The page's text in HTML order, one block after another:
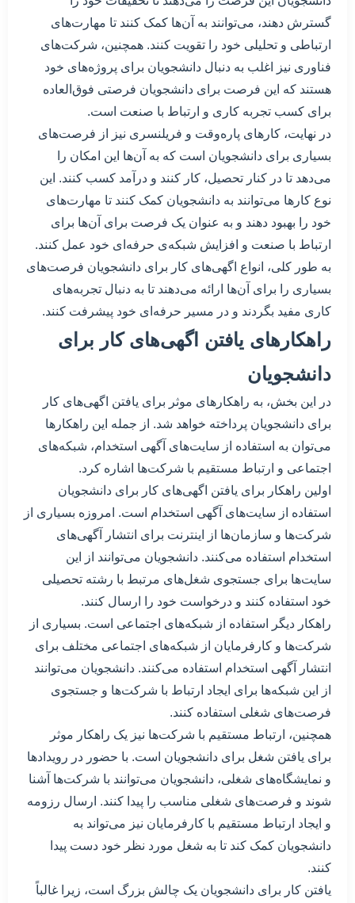
گسترش دهند، می‌توانند به آن‌ها کمک کنند تا مهارت‌های
ارتباطی و تحلیلی خود را تقویت کنند. همچنین، شرکت‌های
فناوری نیز اغلب به دنبال دانشجویان برای پروژه‌های خود
هستند که این فرصت برای دانشجویان فرصتی فوق‌العاده
برای کسب تجربه کاری و ارتباط با صنعت است.
در نهایت، کارهای پاره‌وقت و فریلنسری نیز از فرصت‌های
بسیاری برای دانشجویان است که به آن‌ها این امکان را
می‌دهد تا در کنار تحصیل، کار کنند و درآمد کسب کنند. این
نوع کارها می‌توانند به دانشجویان کمک کنند تا مهارت‌های
خود را بهبود دهند و به عنوان یک فرصت برای آن‌ها برای
ارتباط با صنعت و افزایش شبکه‌ی حرفه‌ای خود عمل کنند.
به طور کلی، انواع اگهی‌های کار برای دانشجویان فرصت‌های
بسیاری را برای آن‌ها ارائه می‌دهند تا به دنبال تجربه‌های
کاری مفید بگردند و در مسیر حرفه‌ای خود پیشرفت کنند.
راهکارهای یافتن اگهی‌های کار برای
دانشجویان
در این بخش، به راهکارهای موثر برای یافتن اگهی‌های کار
برای دانشجویان پرداخته خواهد شد. از جمله این راهکارها
می‌توان به استفاده از سایت‌های آگهی استخدام، شبکه‌های
اجتماعی و ارتباط مستقیم با شرکت‌ها اشاره کرد.
اولین راهکار برای یافتن اگهی‌های کار برای دانشجویان
استفاده از سایت‌های آگهی استخدام است. امروزه بسیاری از
شرکت‌ها و سازمان‌ها از اینترنت برای انتشار آگهی‌های
استخدام استفاده می‌کنند. دانشجویان می‌توانند از این
سایت‌ها برای جستجوی شغل‌های مرتبط با رشته تحصیلی
خود استفاده کنند و درخواست خود را ارسال کنند.
راهکار دیگر استفاده از شبکه‌های اجتماعی است. بسیاری از
شرکت‌ها و کارفرمایان از شبکه‌های اجتماعی مختلف برای
انتشار آگهی استخدام استفاده می‌کنند. دانشجویان می‌توانند
از این شبکه‌ها برای ایجاد ارتباط با شرکت‌ها و جستجوی
فرصت‌های شغلی استفاده کنند.
همچنین، ارتباط مستقیم با شرکت‌ها نیز یک راهکار موثر
برای یافتن شغل برای دانشجویان است. با حضور در رویدادها
و نمایشگاه‌های شغلی، دانشجویان می‌توانند با شرکت‌ها آشنا
شوند و فرصت‌های شغلی مناسب را پیدا کنند. ارسال رزومه
و ایجاد ارتباط مستقیم با کارفرمایان نیز می‌تواند به
دانشجویان کمک کند تا به شغل مورد نظر خود دست پیدا
کنند.
یافتن کار برای دانشجویان یک چالش بزرگ است، زیرا غالباً